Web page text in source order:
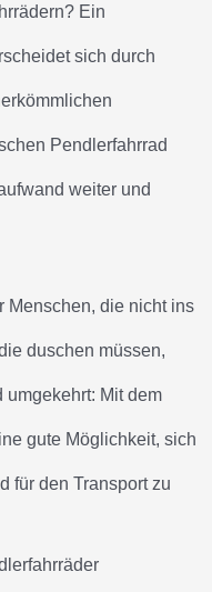
Ein
sich durch
Pendlerfahrrad
weiter und
Menschen, die nicht ins
duschen müssen,
umgekehrt: Mit dem
gute Möglichkeit, sich
für den Transport zu